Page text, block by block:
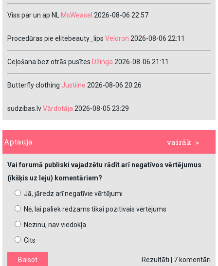
Viss par un ap NL MsWeasel 2026-08-06 22:57
Procedūras pie elitebeauty_lips Veloron 2026-08-06 22:11
Ceļošana bez otrās pusītes Džinga 2026-08-06 21:11
Butterfly clothing Justiine 2026-08-06 20:26
sudzibas.lvVārdotāja 2026-08-05 23:29
vairāk >
Aptauja
Vai forumā publiski vajadzētu rādīt arī negatīvos vērtējumus
(īkšķis uz leju) komentāriem?
Jā, jāredz arī negatīvie vērtējumi
Nē, lai paliek redzams tikai pozitīvais vērtējums
Nezinu, nav viedokļa
Cits
Rezultāti 7 komentāri